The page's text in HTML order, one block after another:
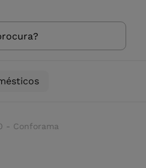
- Conforama